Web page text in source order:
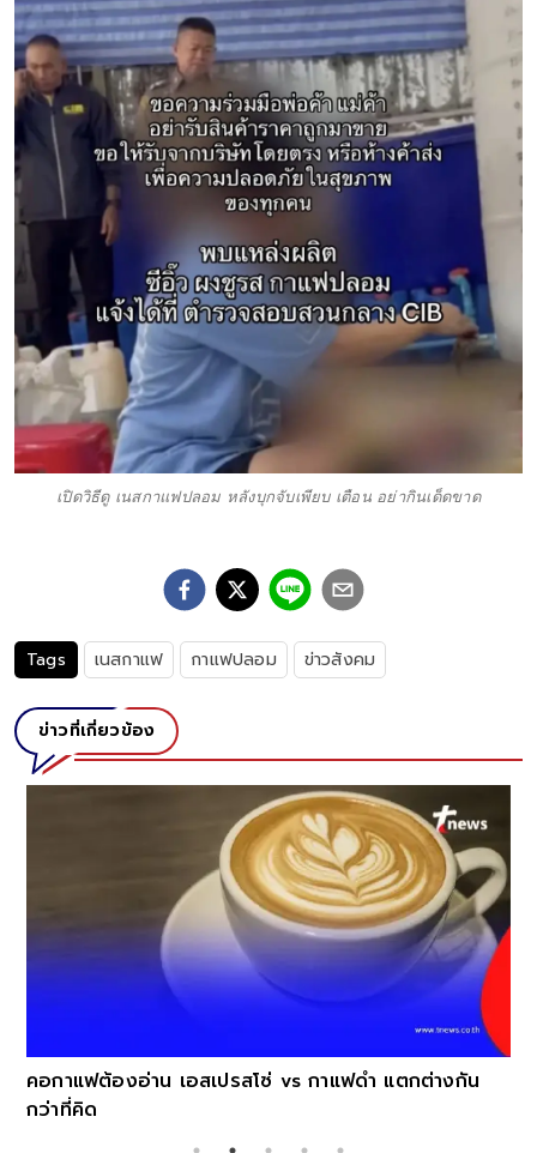
เปิดวิธีดู เนสกาแฟปลอม หลังบุกจับเพียบ เตือน อย่ากินเด็ดขาด
Tags เนสกาแฟ กาแฟปลอม ข่าวสังคม
ข่าวที่เกี่ยวข้อง
คอกาแฟต้องอ่าน เอสเปรสโซ่ vs กาแฟดำ แตกต่างกัน
กว่าที่คิด